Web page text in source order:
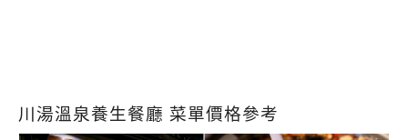
川湯溫泉養生餐廳 菜單價格參考